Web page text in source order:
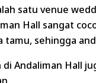
satu venue
Hall sangat
tamu, sehingga
di Andaliman Hall